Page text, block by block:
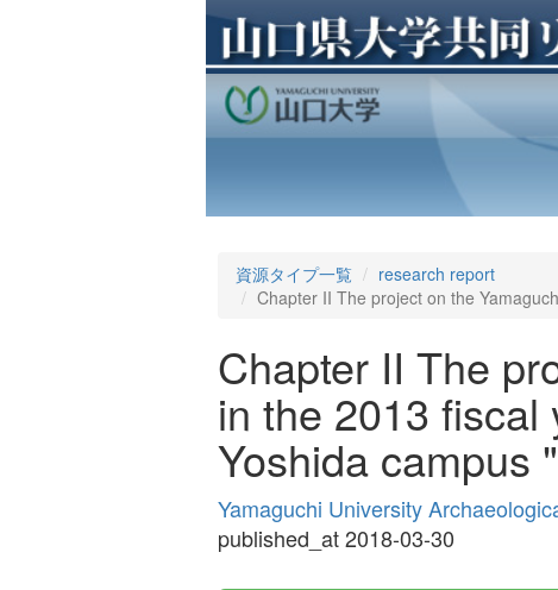
資源タイプ一覧
research report
Chapter II The project on the
Chapter II The
in the 2013 fiscal
Yoshida campus
Yamaguchi University
published_at 2018-03-30